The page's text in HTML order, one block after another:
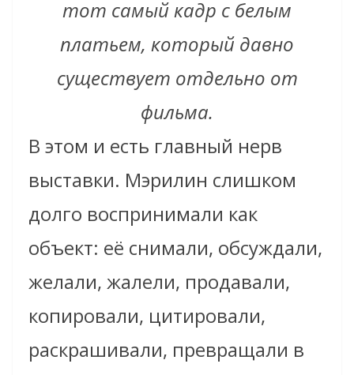
тот самый кадр с белым
платьем, который давно
существует отдельно от
фильма.
В этом и есть главный нерв
выставки. Мэрилин слишком
долго воспринимали как
объект: её снимали, обсуждали,
желали, жалели, продавали,
копировали, цитировали,
раскрашивали, превращали в